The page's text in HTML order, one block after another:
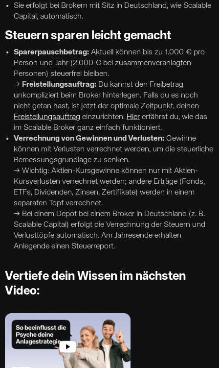
Sie erfolgt bei Brokern mit Sitz in Deutschland, wie Scalable
Capital, automatisch.
Steuern sparen leicht gemacht
Sparerpauschbetrag: Aktuell können bis zu 1.000 € pro
Person und Jahr (2.000 € bei zusammenveranlagten
Personen) steuerfrei bleiben.
→ Freistellungsauftrag: Du kannst den Freibetrag
unkompliziert beim Broker hinterlegen. Falls du es noch
nicht getan hast, ist jetzt der optimale Zeitpunkt, deinen
Freistellungsauftrag einzurichten. Hier erfährst du, wie das
im Scalable Broker ganz einfach funktioniert.
Verrechnung von Gewinnen und Verlusten: Gewinne
können mit Verlusten verrechnet werden, um die steuerliche
Bemessungsgrundlage zu senken.
→ Wichtig: Aktien-Kursgewinne können nur mit Aktien-
Kursverlusten verrechnet werden; andere Erträge (Fonds,
ETFs, Dividenden, Zinsen, Zertifikate) werden in einem
separaten Topf verrechnet.
→ Bei einem Depot bei einem Broker in Deutschland (z. B.
Scalable Capital) erfolgt die Verrechnung der Steuern und
Verlusttöpfe automatisch. Am Jahresende erhalten
Anlegende einen Steuerreport.
Vertiefe dein Wissen im nächsten
Video: